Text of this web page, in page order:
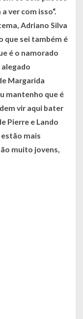
ver com isso“.
Adriano Silva
que sei também é
é o namorado
alegado
Margarida
mantenho que é
vir aqui bater
Pierre e Lando
mais
muito jovens,